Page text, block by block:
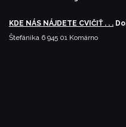
KDE NÁS NÁJDETE CVIČIŤ . . .
Štefánika 6 945 01 Komárno